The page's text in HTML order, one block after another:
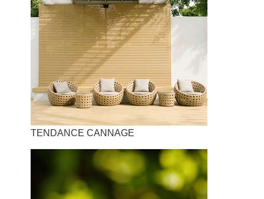
TENDANCE CANNAGE